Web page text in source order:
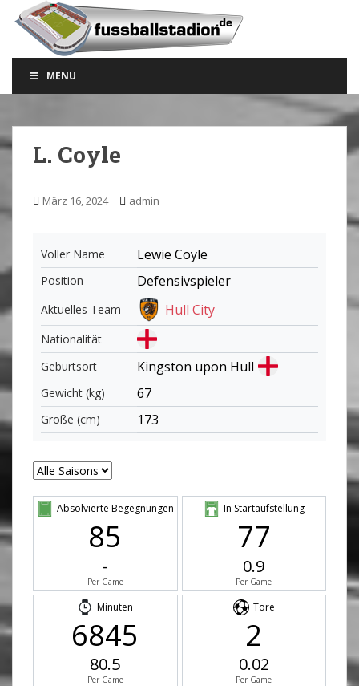
a
o
e
MENU
L. Coyle
März 16, 2024 admin
Voller Name Lewie Coyle
Position Defensivspieler
Aktuelles Team Hull City
Nationalität
Geburtsort
Kingston upon Hull
Gewicht (kg) 67
Größe (cm) 173
Absolvierte Begegnungen
85
-
Per Game
In Startaufstellung
77
0.9
Per Game
Minuten
6845
80.5
Per Game
Tore
2
0.02
Per Game